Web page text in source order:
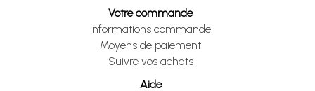
Votre commande
Informations commande
Moyens de paiement
Suivre vos achats
Aide